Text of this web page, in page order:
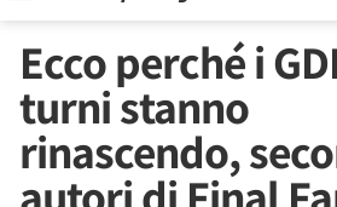
Ecco perché i
turni stanno
rinascendo,